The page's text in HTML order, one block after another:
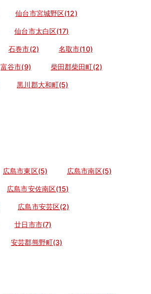
仙台市宮城野区(12)
仙台市太白区(17)
石巻市(2) 名取市(10)
富谷市(9) 柴田郡柴田町(2)
黒川郡大和町(5)
広島市東区(5) 広島市南区(5)
広島市安佐南区(15)
広島市安芸区(2)
廿日市市(7)
安芸郡熊野町(3)